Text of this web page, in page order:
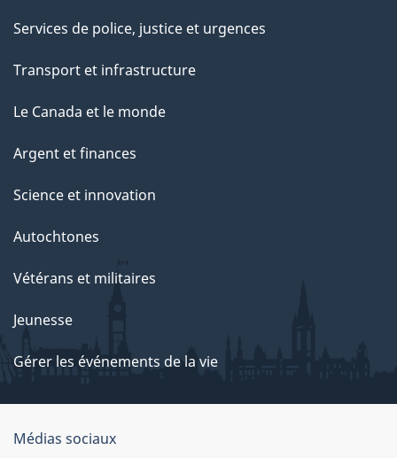
Services de police, justice et urgences
Transport et infrastructure
Le Canada et le monde
Argent et finances
Science et innovation
Autochtones
Vétérans et militaires
Jeunesse
Gérer les événements de la vie
Organisation
Médias sociaux